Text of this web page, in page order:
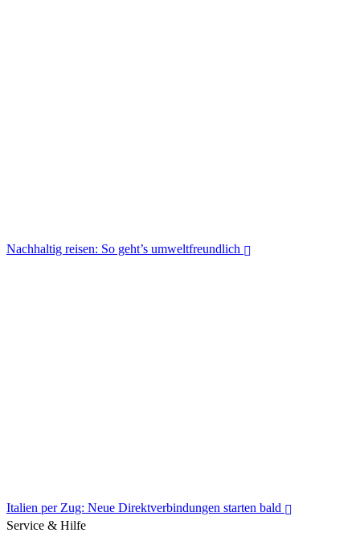
Nachhaltig reisen: So geht’s umweltfreundlich
Italien per Zug: Neue Direktverbindungen starten bald
Service & Hilfe